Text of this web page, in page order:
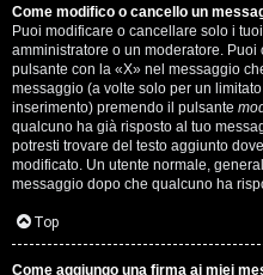
Come modifico o cancello un
Puoi modificare o cancellare solo i
amministratore o un moderatore.
pulsante con la «X» nel messaggio
messaggio (a volte solo per un
inserimento) premendo il pulsante
qualcuno ha già risposto al tuo
potresti trovare del testo aggiunto
modificato. Un utente normale,
messaggio dopo che qualcuno ha
Top
Come aggiungo una firma ai miei
s
i
M
u
s
i